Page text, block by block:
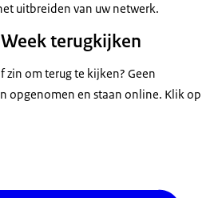
uitbreiden van uw netwerk.
terugkijken
zin om terug te kijken? Geen
opgenomen en staan online. Klik op